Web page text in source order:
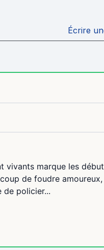
Écrire
vivants marque les
de foudre
de policier...